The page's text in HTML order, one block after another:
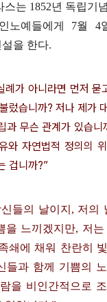
스는 1852년 독립기
노예들에게 7월 4
설을 한다.
례가 아니라면 먼저 묻
렀습니까? 저나 제가
과 무슨 관계가 있습니
와 자연법적 정의의
겁니까?”
들의 날이지, 저의
을 느끼겠지만, 저
쇄에 채워 찬란히
들과 함께 기쁨의
을 비인간적으로